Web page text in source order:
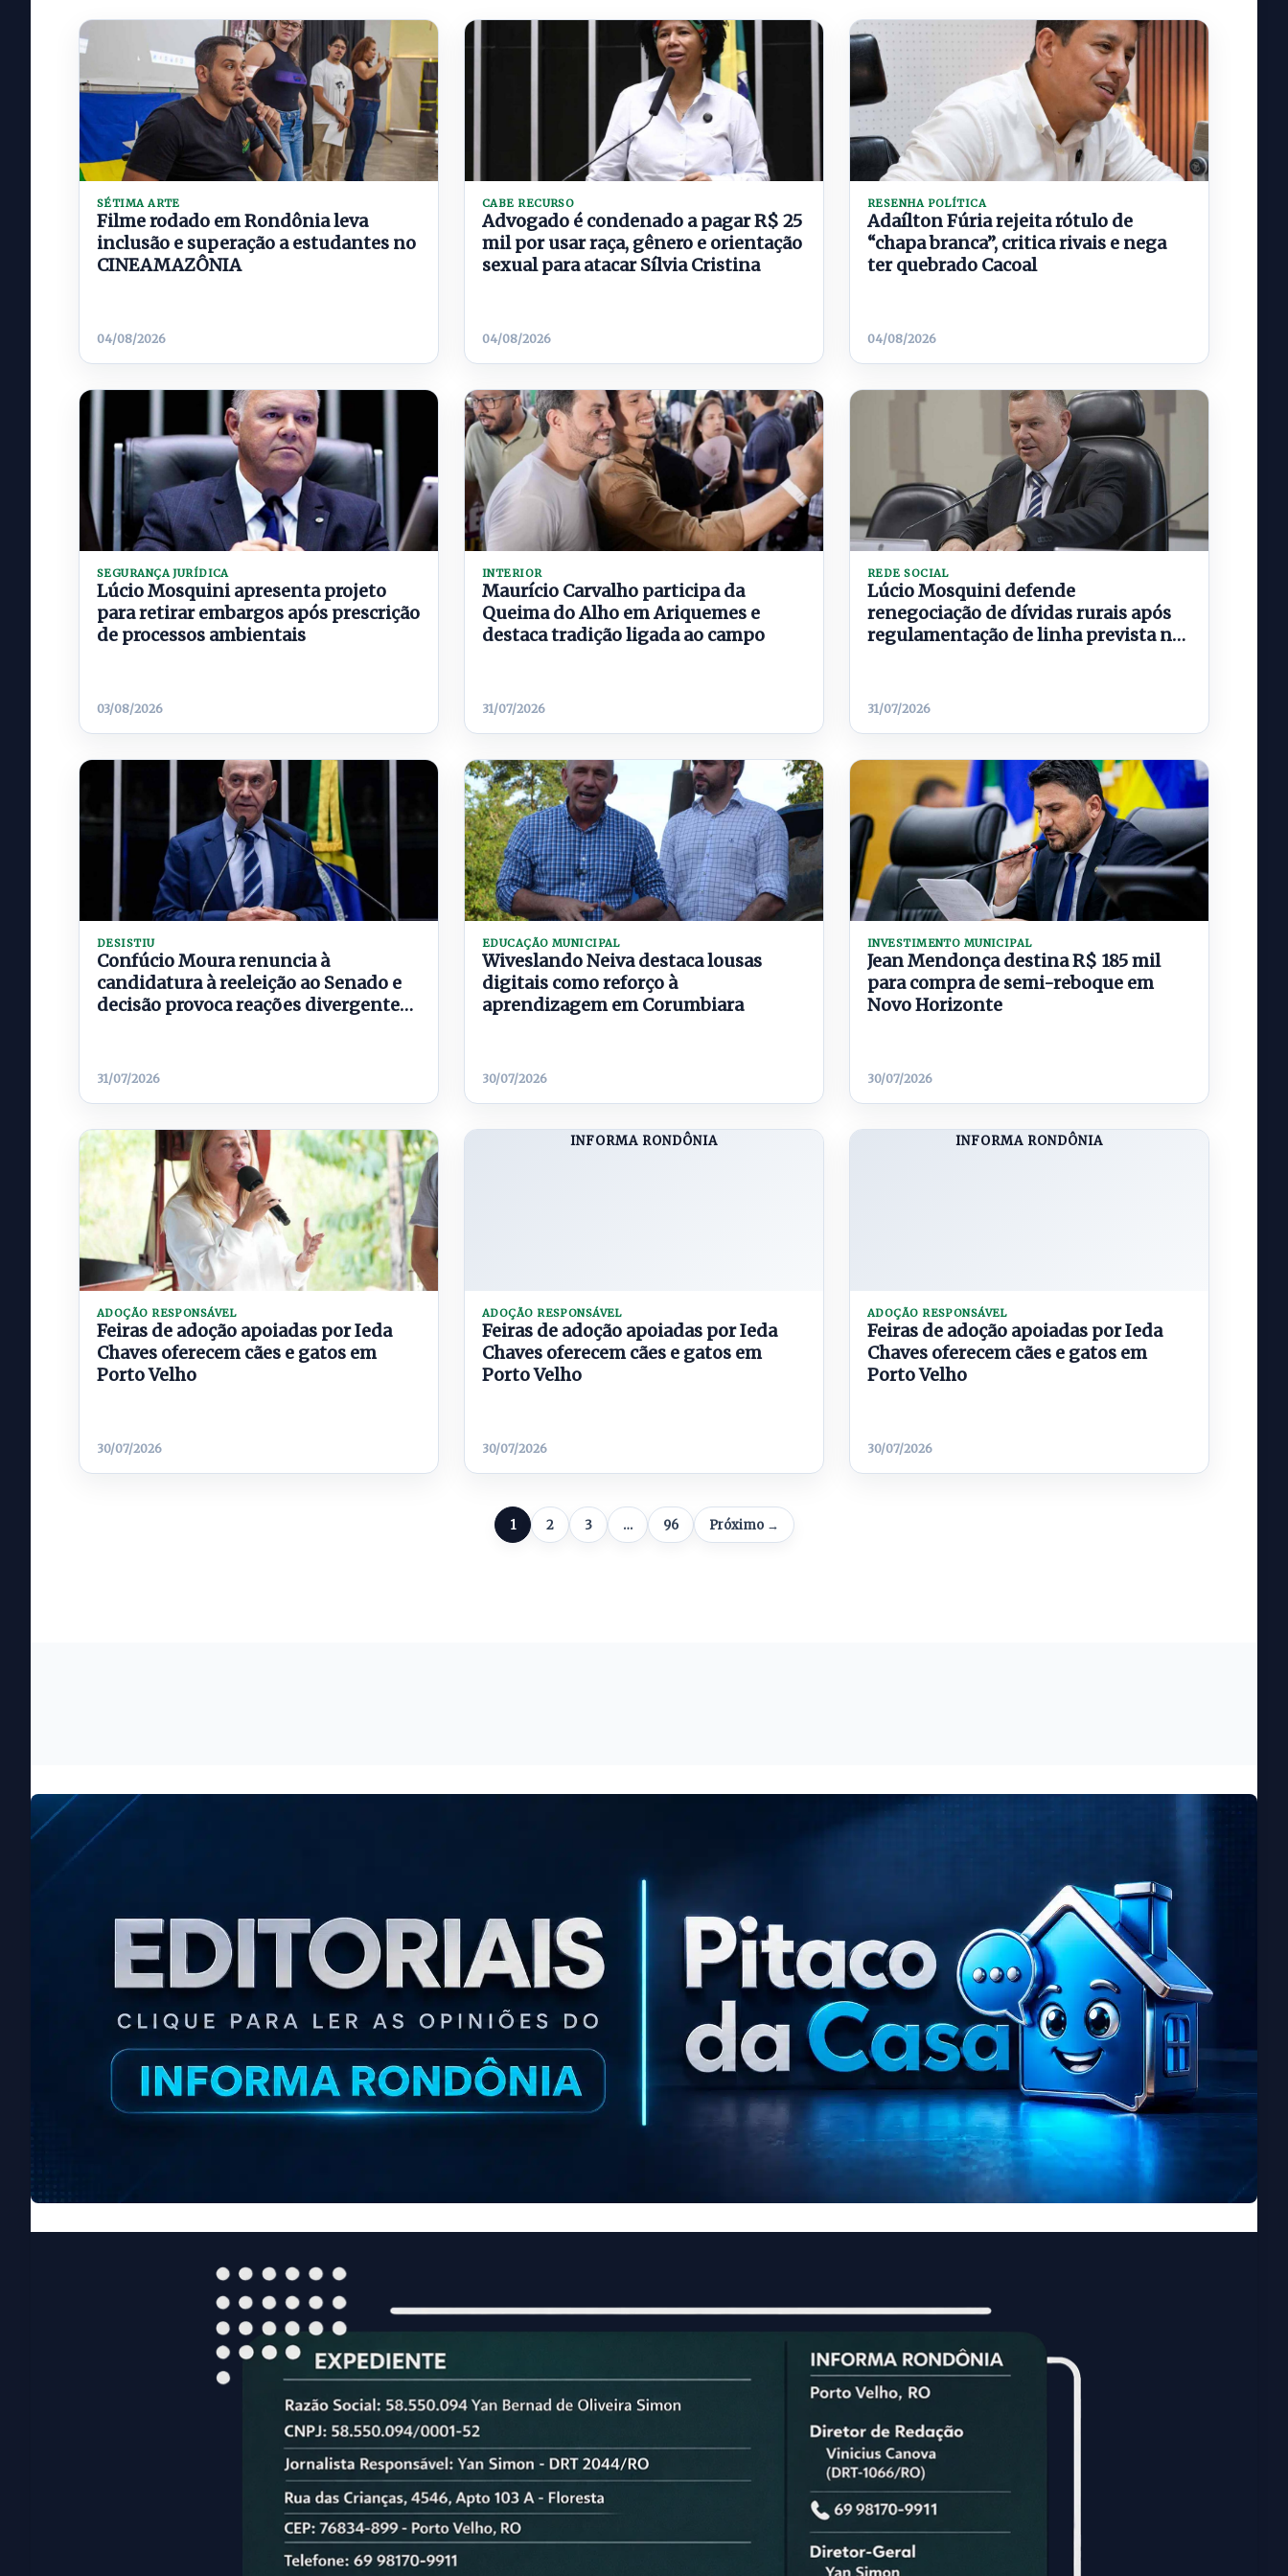
SÉTIMA ARTE
Filme rodado em Rondônia leva
inclusão e superação a estudantes no
CINEAMAZÔNIA
04/08/2026
CABE RECURSO
Advogado é condenado a pagar R$ 25
mil por usar raça, gênero e orientação
sexual para atacar Sílvia Cristina
04/08/2026
RESENHA POLÍTICA
Adaílton Fúria rejeita rótulo de
“chapa branca”, critica rivais e nega
ter quebrado Cacoal
04/08/2026
SEGURANÇA JURÍDICA
Lúcio Mosquini apresenta projeto
para retirar embargos após prescrição
de processos ambientais
03/08/2026
INTERIOR
Maurício Carvalho participa da
Queima do Alho em Ariquemes e
destaca tradição ligada ao campo
31/07/2026
REDE SOCIAL
Lúcio Mosquini defende
renegociação de dívidas rurais após
regulamentação de linha prevista na
31/07/2026
DESISTIU
Confúcio Moura renuncia à
candidatura à reeleição ao Senado e
decisão provoca reações divergentes
31/07/2026
EDUCAÇÃO MUNICIPAL
Wiveslando Neiva destaca lousas
digitais como reforço à
aprendizagem em Corumbiara
30/07/2026
INVESTIMENTO MUNICIPAL
Jean Mendonça destina R$ 185 mil
para compra de semi-reboque em
Novo Horizonte
30/07/2026
ADOÇÃO RESPONSÁVEL
Feiras de adoção apoiadas por Ieda
Chaves oferecem cães e gatos em
Porto Velho
30/07/2026
INFORMA RONDÔNIA
ADOÇÃO RESPONSÁVEL
Feiras de adoção apoiadas por Ieda
Chaves oferecem cães e gatos em
Porto Velho
30/07/2026
INFORMA RONDÔNIA
ADOÇÃO RESPONSÁVEL
Feiras de adoção apoiadas por Ieda
Chaves oferecem cães e gatos em
Porto Velho
30/07/2026
1 2 3 … 96 Próximo →